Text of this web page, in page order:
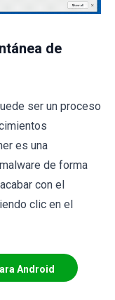
de
ser un proceso
es una
de forma
con el
clic en el
Android